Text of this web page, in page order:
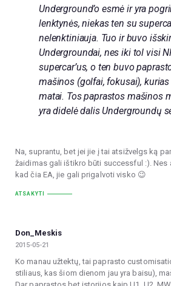
Underground’o esmė ir yra
lenktynės, niekas ten su
nelenktiniauja. Tuo ir buvo
Undergroundai, nes iki tol visi
supercar’us, o ten buvo
mašinos (golfai, fokusai),
matai. Tos paprastos mašinos
yra didelė dalis Undergroundų
Na, suprantu, bet jei jie į tai atsižvelgs ką
žaidimas gali ištikro būti successful :). Nes
kad čia EA, jie gali prigalvoti visko 😉
ATSAKYTI
Don_Meskis
2015-05-21
Ko manau užtektų, tai paprasto
stiliaus, kas šiom dienom jau yra baisu),